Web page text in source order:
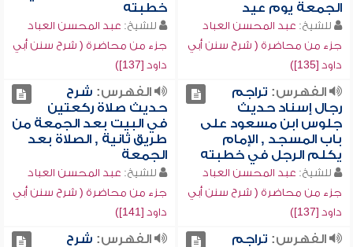
الجمعة يوم عيد
للشيخ: عبد المحسن العباد
جزء من محاضرة ( شرح سنن أبي
داود [135])
خطبته
للشيخ: عبد المحسن العباد
جزء من محاضرة ( شرح سنن أبي
داود [137])
الفهرس: تراجم
رجال إسناد حديث
جلوس ابن مسعود على
باب المسجد , الإمام
يكلم الرجل في خطبته
للشيخ: عبد المحسن العباد
جزء من محاضرة ( شرح سنن أبي
داود [137])
الفهرس: شرح
حديث صلاة ركعتين
في البيت بعد الجمعة من
طريق ثانية , الصلاة بعد
الجمعة
للشيخ: عبد المحسن العباد
جزء من محاضرة ( شرح سنن أبي
داود [141])
الفهرس: تراجم
الفهرس: شرح